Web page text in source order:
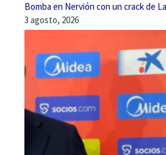
Bomba en Nervión con un crack de
3 agosto, 2026